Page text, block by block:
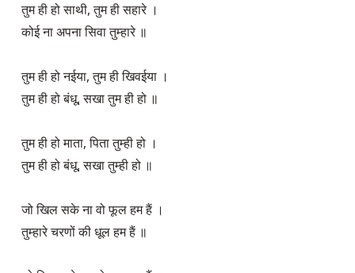
तुम ही हो साथी, तुम ही सहारे ।
कोई ना अपना सिवा तुम्हारे ॥
तुम ही हो नईया, तुम ही खिवईया ।
तुम ही हो बंधू, सखा तुम ही हो ॥
तुम ही हो माता, पिता तुम्ही हो ।
तुम ही हो बंधू, सखा तुम्ही हो ॥
जो खिल सके ना वो फूल हम हैं ।
तुम्हारे चरणों की धूल हम हैं ॥